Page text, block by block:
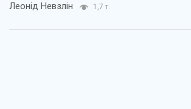
Леонід Невзлін 1,7 т.